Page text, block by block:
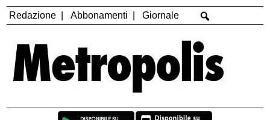
Redazione Abbonamenti Giornale